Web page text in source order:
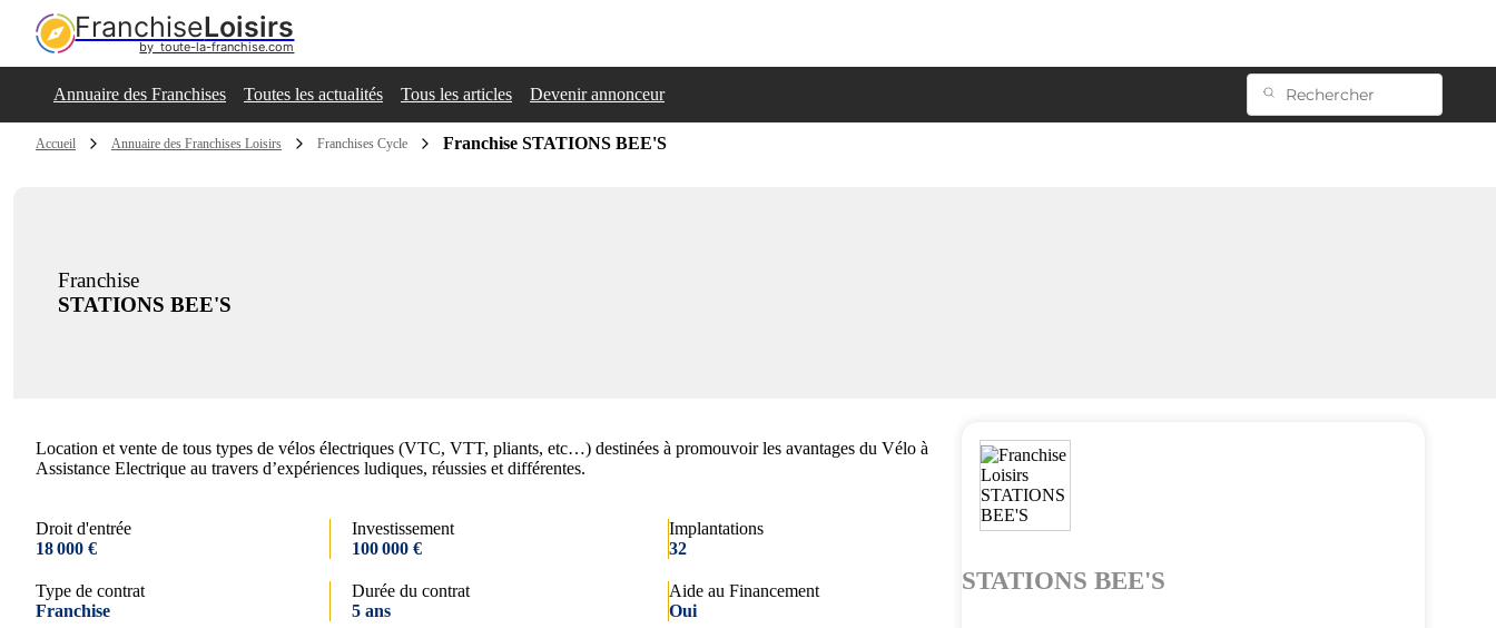
FranchiseLoisirs
by  toute-la-franchise.com
Annuaire des Franchises Toutes les actualités Tous les articles Devenir annonceur
Accueil Annuaire des Franchises Loisirs Franchises Cycle Franchise STATIONS BEE'S
Franchise
STATIONS BEE'S
Location et vente de tous types de vélos électriques (VTC, VTT, pliants, etc…) destinées à promouvoir les avantages du Vélo à
Assistance Electrique au travers d’expériences ludiques, réussies et différentes.
Droit d'entrée
18 000 €
Investissement
100 000 €
Implantations
32
Type de contrat
Franchise
Durée du contrat
5 ans
Aide au Financement
Oui
STATIONS BEE'S